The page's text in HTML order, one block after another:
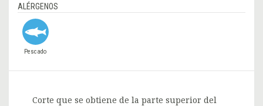
ALÉRGENOS
Pescado
Corte que se obtiene de la parte superior del